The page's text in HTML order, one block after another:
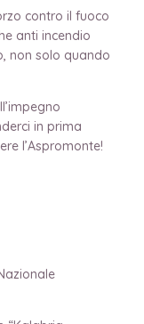
contro il fuoco
anti incendio
non solo quando
in prima
l’Aspromonte!